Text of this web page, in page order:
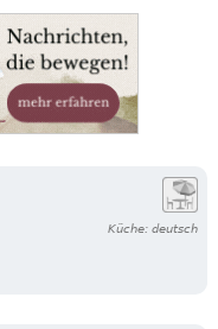
Küche: deutsch